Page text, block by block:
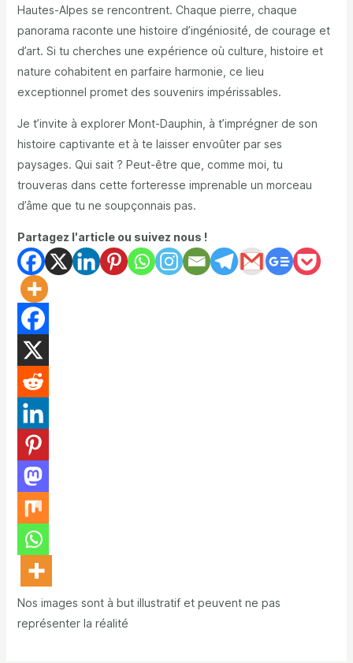
Hautes-Alpes se rencontrent. Chaque pierre, chaque
panorama raconte une histoire d’ingéniosité, de courage et
d’art. Si tu cherches une expérience où culture, histoire et
nature cohabitent en parfaire harmonie, ce lieu
exceptionnel promet des souvenirs impérissables.
Je t’invite à explorer Mont-Dauphin, à t’imprégner de son
histoire captivante et à te laisser envoûter par ses
paysages. Qui sait ? Peut-être que, comme moi, tu
trouveras dans cette forteresse imprenable un morceau
d’âme que tu ne soupçonnais pas.
Partagez l'article ou suivez nous !
Nos images sont à but illustratif et peuvent ne pas
représenter la réalité